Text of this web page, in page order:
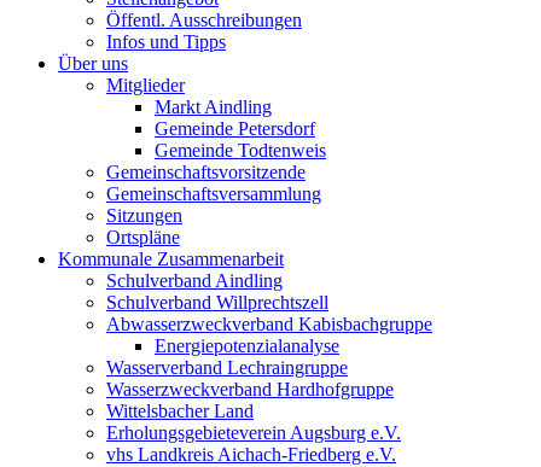
Öffentl. Ausschreibungen
Infos und Tipps
Über uns
Mitglieder
Markt Aindling
Gemeinde Petersdorf
Gemeinde Todtenweis
Gemeinschaftsvorsitzende
Gemeinschaftsversammlung
Sitzungen
Ortspläne
Kommunale Zusammenarbeit
Schulverband Aindling
Schulverband Willprechtszell
Abwasserzweckverband Kabisbachgruppe
Energiepotenzialanalyse
Wasserverband Lechraingruppe
Wasserzweckverband Hardhofgruppe
Wittelsbacher Land
Erholungsgebieteverein Augsburg e.V.
vhs Landkreis Aichach-Friedberg e.V.